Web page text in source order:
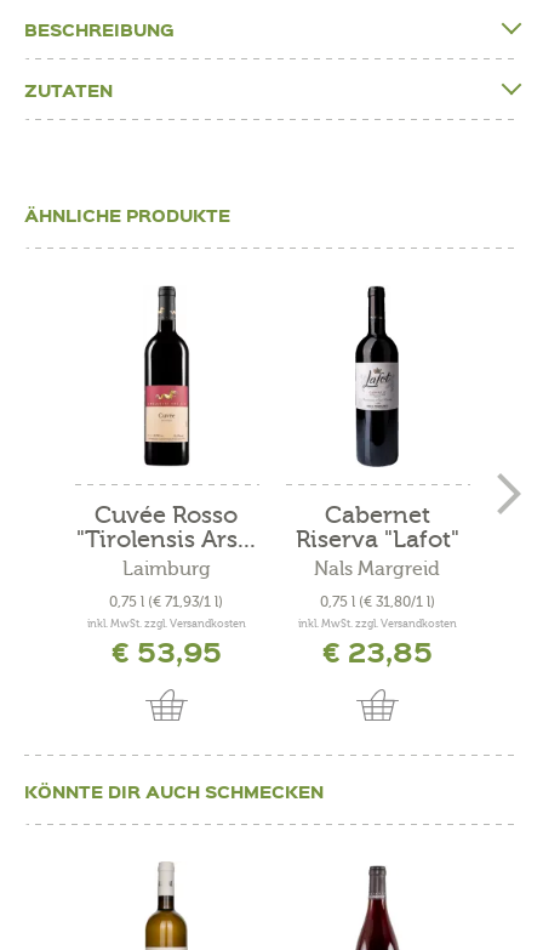
BESCHREIBUNG
ZUTATEN
ÄHNLICHE PRODUKTE
Cuvée Rosso
"Tirolensis Ars...
Laimburg
0,75 l (€ 71,93/1 l)
inkl. MwSt. zzgl. Versandkosten
€ 53,95
Cabernet
Riserva "Lafot"
2021
Nals Margreid
0,75 l (€ 31,80/1 l)
inkl. MwSt. zzgl. Versandkosten
€ 23,85
KÖNNTE DIR AUCH SCHMECKEN